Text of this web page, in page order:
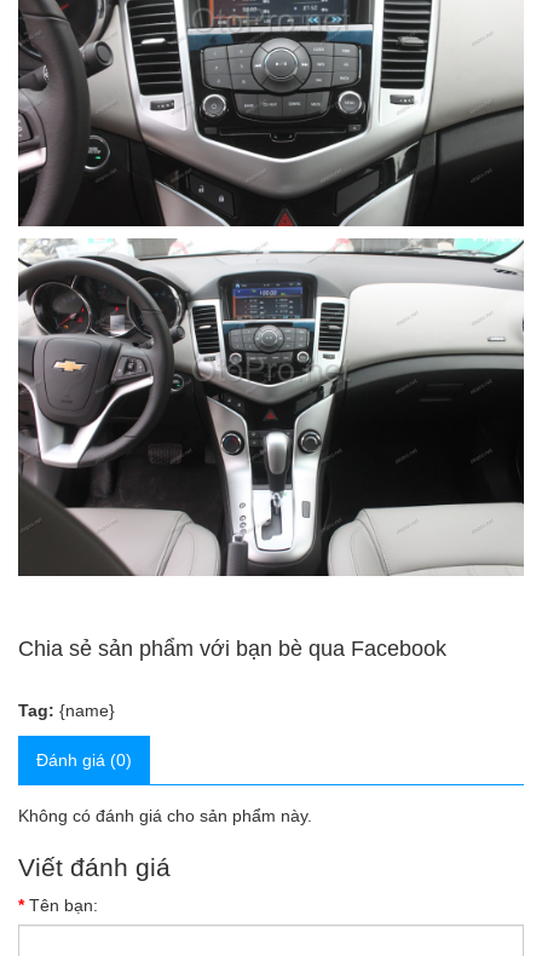
Chia sẻ sản phẩm với bạn bè qua Facebook
Tag: {name}
Đánh giá (0)
Không có đánh giá cho sản phẩm này.
Viết đánh giá
Tên bạn: